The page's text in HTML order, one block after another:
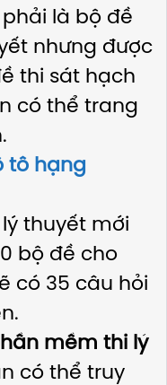
là bộ đề
nhưng được
thi sát hạch
có thể trang
tô hạng
thuyết mới
bộ đề cho
có 35 câu hỏi
mềm thi lý
có thể truy